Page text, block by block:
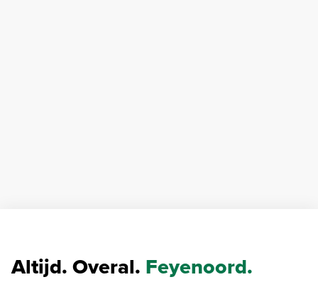
Altijd. Overal. Feyenoord.